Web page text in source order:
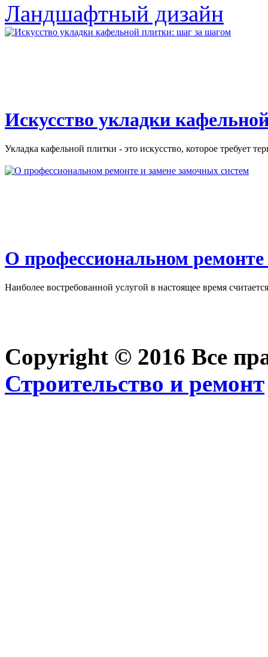
Ландшафтный дизайн
Искусство укладки
Укладка кафельной плитки - это искусство, которое требует
О профессиональном
Наиболее востребованной услугой в настоящее время
Copyright © 2016 Все
Строительство и ремонт